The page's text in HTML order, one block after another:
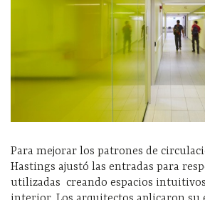
Para mejorar los patrones de
Hastings ajustó las entradas para
utilizadas creando espacios